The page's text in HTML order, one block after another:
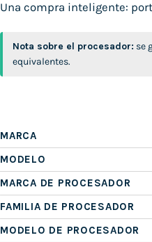
Una compra inteligente:
Nota sobre el procesador: se
equivalentes.
MARCA
MODELO
MARCA DE PROCESADOR
FAMILIA DE PROCESADOR
MODELO DE PROCESADOR